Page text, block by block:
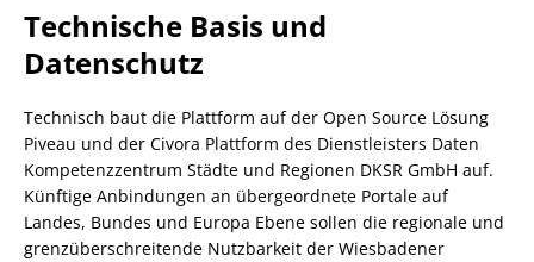
Technische Basis und
Datenschutz
Technisch baut die Plattform auf der Open Source Lösung
Piveau und der Civora Plattform des Dienstleisters Daten
Kompetenzzentrum Städte und Regionen DKSR GmbH auf.
Künftige Anbindungen an übergeordnete Portale auf
Landes, Bundes und Europa Ebene sollen die regionale und
grenzüberschreitende Nutzbarkeit der Wiesbadener